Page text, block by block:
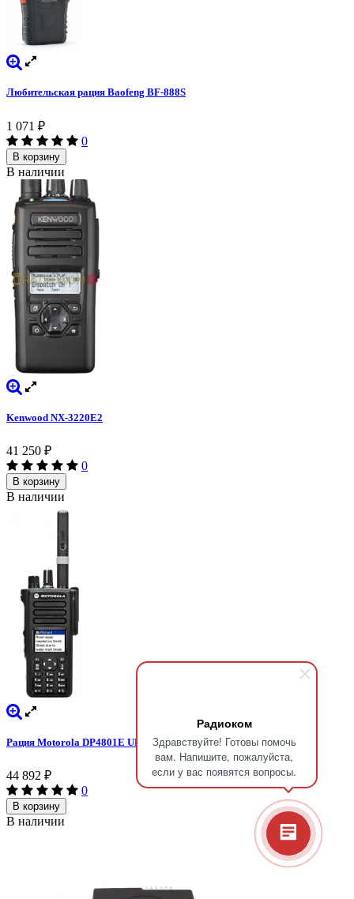
Радиоком
Здравствуйте! Готовы помочь
вам. Напишите, пожалуйста,
если у вас появятся вопросы.
Любительская рация Baofeng BF-888S
1 071 ₽
0
В корзину
В наличии
Kenwood NX-3220E2
41 250 ₽
0
В корзину
В наличии
Рация Motorola DP4801E UHF
44 892 ₽
0
В корзину
В наличии